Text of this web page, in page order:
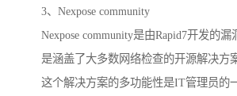
3、Nexpose community
Nexpose community是由Rapid7开发的
是涵盖了大多数网络检查的开源解决方
这个解决方案的多功能性是IT管理员的